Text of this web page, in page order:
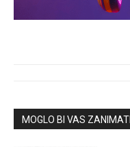
MOGLO BI VAS ZANIMATI